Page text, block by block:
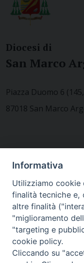
Diocesi di
San Marco
Piazza Duomo 6
87018 San Marco
MODULISTICA
WEBMAIL
Informativa
Utilizziamo cookie
finalità tecniche e,
altre finalità
"miglioramento
"targeting e
cookie policy.
Cliccando su